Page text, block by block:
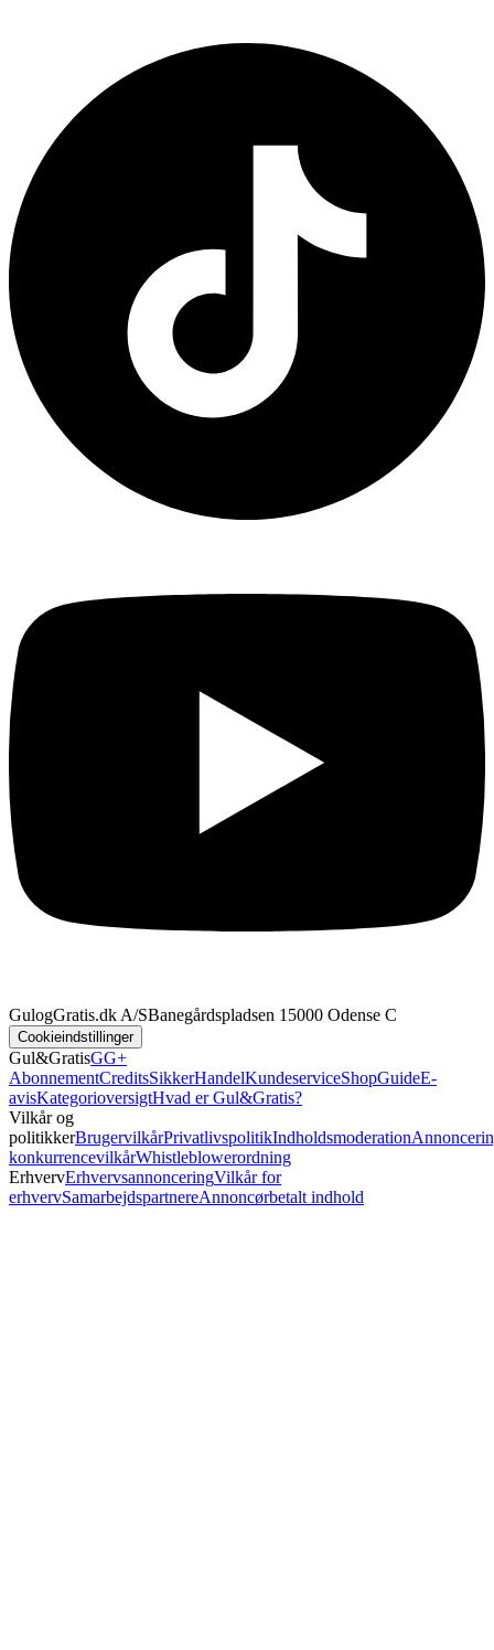
GulogGratis.dk A/SBanegårdspladsen 1 5000 Odense C
Cookieindstillinger
Gul&GratisGG+
AbonnementCreditsSikkerHandelKundeserviceShopGuideE-
avisKategorioversigtHvad er Gul&Gratis?
Vilkår og
politikkerBrugervilkårPrivatlivspolitikIndholdsmoderation
konkurrencevilkårWhistleblowerordning
ErhvervErhvervsannonceringVilkår for
erhvervSamarbejdspartnereAnnoncørbetalt indhold